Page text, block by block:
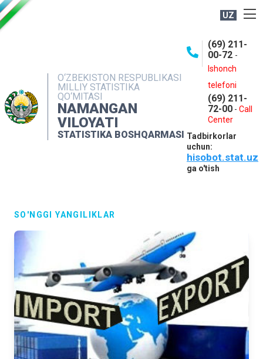
UZ
O‘ZBEKISTON RESPUBLIKASI
MILLIY STATISTIKA
QO‘MITASI
NAMANGAN
VILOYATI
STATISTIKA BOSHQARMASI
(69) 211-
00-72 -
Ishonch
telefoni
(69) 211-
72-00 - Call
Center
Tadbirkorlar
uchun:
hisobot.stat.uz
ga o'tish
NASHRLAR
INTERAKTIV XIZMATLAR
MATBUOT XIZMATI
MUROJAATLAR
SO'NGGI YANGILIKLAR